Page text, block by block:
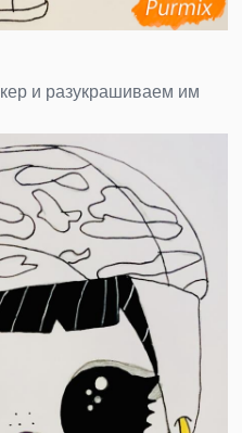
и разукрашиваем им